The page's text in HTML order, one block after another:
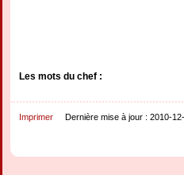
Les mots du chef :
Imprimer Dernière mise à jour : 2010-